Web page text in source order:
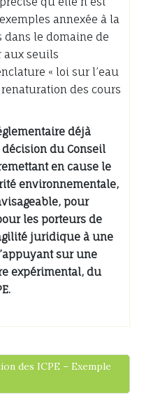
annexée à la
le domaine de
aux seuils
« loi sur l’eau
des cours
déjà
du Conseil
en cause le
environnementale,
pour
les porteurs de
juridique à une
sur une
expérimental, du
des ICPE – Exemple